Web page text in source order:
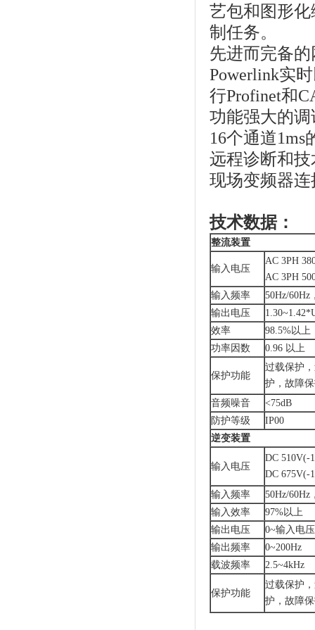
艺包和图形
制任务。
先进而完备
Powerlink实
行Profinet和
功能强大的
16个通道
远程诊断和
现场变频器
技术数据：
整流装置
输入电压
AC 3PH
AC 3PH
输入频率
50Hz/60Hz
输出电压
效率
98.5%以上
功率因数
0.96 以上
保护功能
过载保护
护，故障
音频噪音
<75dB
防护等级
IP00
逆变装置
输入电压
DC 510V(-
DC 675V(-
输入频率
50Hz/60Hz
输入效率
97%以上
输出电压
0~输入电压
输出频率
0~200Hz
载波频率
2.5~4kHz
保护功能
过载保护
护，故障